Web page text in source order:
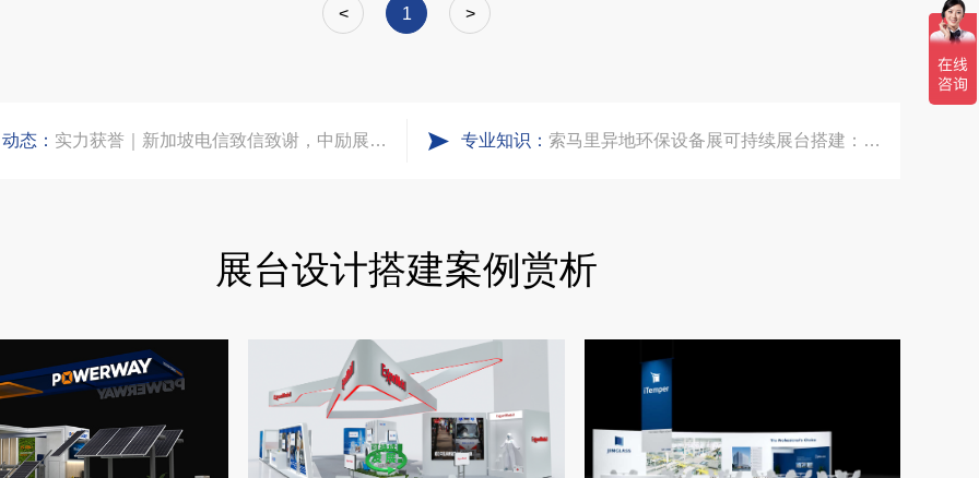
< 1 >
态： 粽情端午，展梦申城
五一劳动节｜致敬每一份耕耘，共赴会展新征程
实力加冕｜中励展览入选第四届链博会推荐搭建施工服务商名录
再获殊荣！中励展览荣获世界制药原料中国展可持续金奖
专业知识： 乌兹别克斯坦展会搭建服务厂家怎么选？避开行业乱象，实地工厂服务商才是参展标配
展台设计搭建案例赏析